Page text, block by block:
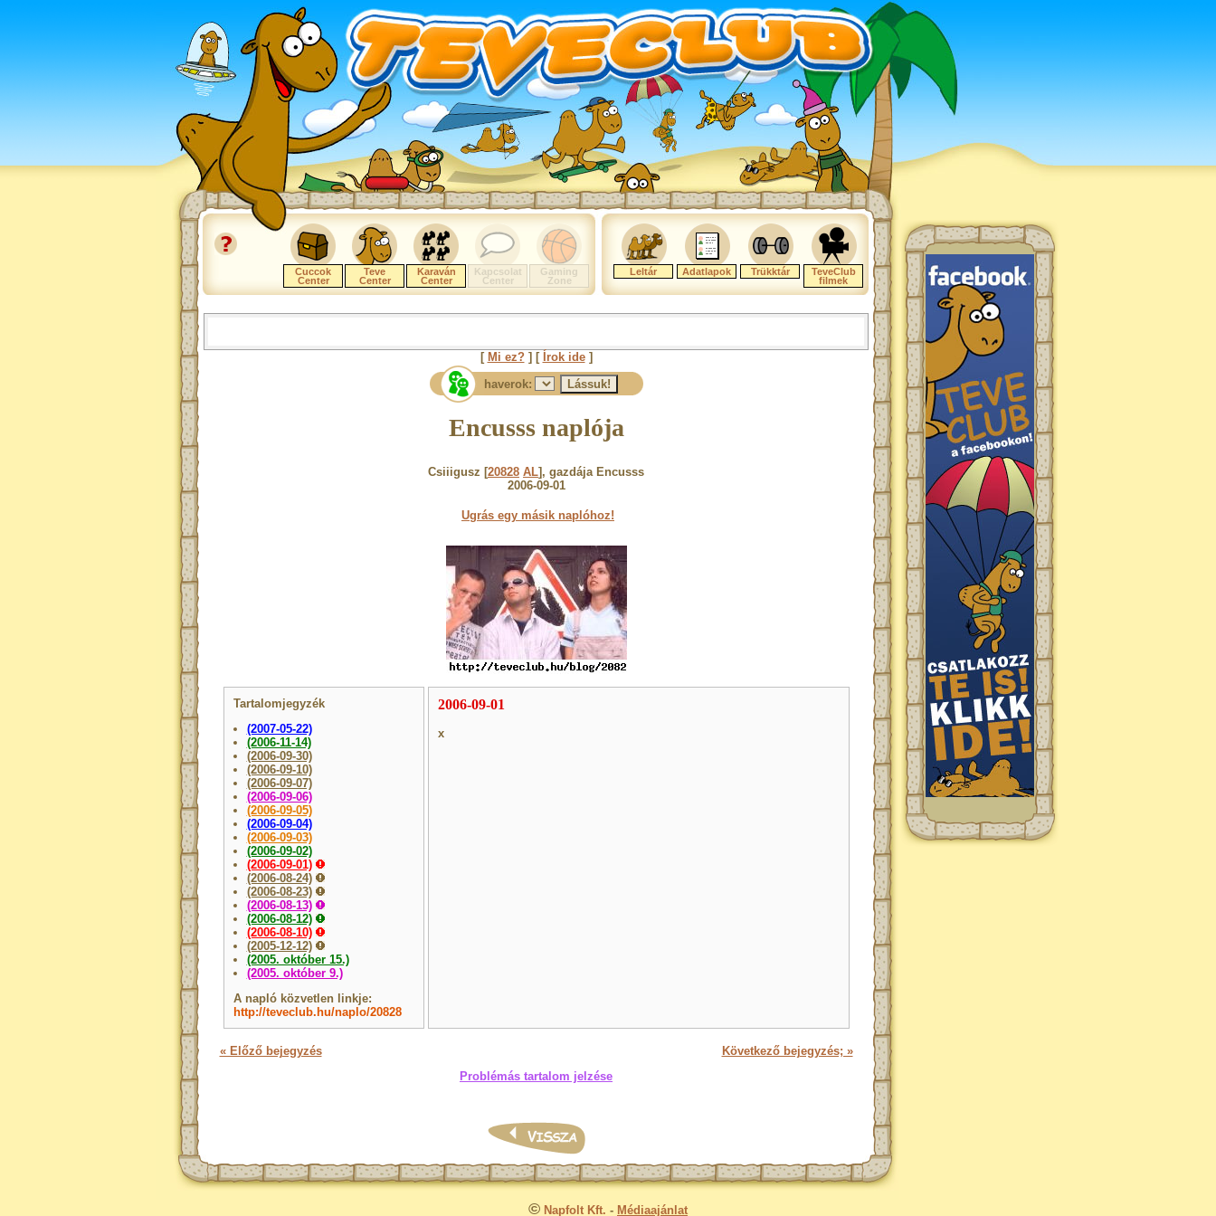
Cuccok
Center
Teve
Center
Karaván
Center
Kapcsolat
Center
Gaming
Zone
Leltár Adatlapok Trükktár
TeveClub
filmek
[ Mi ez?] [ Írok ide]
haverok:
Encusss naplója
Csiiigusz [20828 AL], gazdája Encusss
2006-09-01
Ugrás egy másik naplóhoz!
Tartalomjegyzék
(2007-05-22)
(2006-11-14)
(2006-09-30)
(2006-09-10)
(2006-09-07)
(2006-09-06)
(2006-09-05)
(2006-09-04)
(2006-09-03)
(2006-09-02)
(2006-09-01)
(2006-08-24)
(2006-08-23)
(2006-08-13)
(2006-08-12)
(2006-08-10)
(2005-12-12)
(2005. október 15.)
(2005. október 9.)
A napló közvetlen linkje:
http://teveclub.hu/naplo/20828
2006-09-01
x
« Előző bejegyzés
Következő bejegyzés; »
Problémás tartalom jelzése
© Napfolt Kft. - Médiaajánlat